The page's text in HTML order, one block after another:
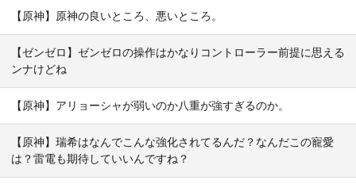
【原神】原神の良いところ、悪いところ。
【ゼンゼロ】ゼンゼロの操作はかなりコントローラー前提に思える
ンナけどね
【原神】アリョーシャが弱いのか八重が強すぎるのか。
【原神】瑞希はなんでこんな強化されてるんだ？なんだこの寵愛
は？雷電も期待していいんですね？